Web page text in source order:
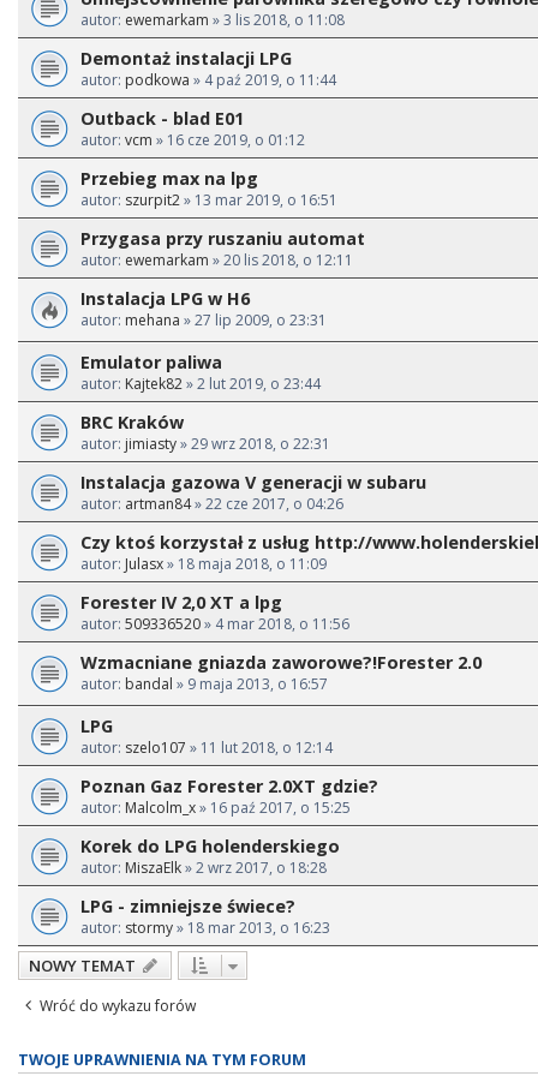
autor: ewemarkam » 3 lis 2018, o 11:08
Demontaż instalacji LPG
autor: podkowa » 4 paź 2019, o 11:44
Outback - blad E01
autor: vcm » 16 cze 2019, o 01:12
Przebieg max na lpg
autor: szurpit2» 13 mar 2019, o 16:51
Przygasa przy ruszaniu automat
autor: ewemarkam » 20 lis 2018, o 12:11
Instalacja LPG w H6
autor: mehana » 27 lip 2009, o 23:31
Emulator paliwa
autor: Kajtek82» 2 lut 2019, o 23:44
BRC Kraków
autor: jimiasty» 29 wrz 2018, o 22:31
Instalacja gazowa V generacji w subaru
autor: artman84» 22 cze 2017, o 04:26
Czy ktoś korzystał z usług http://
autor: Julasx» 18 maja 2018, o 11:09
Forester IV 2,0 XT a lpg
autor: 509336520» 4 mar 2018, o 11:56
Wzmacniane gniazda zaworowe?!Forester 2.0
autor: bandal » 9 maja 2013, o 16:57
LPG
autor: szelo107 » 11 lut 2018, o 12:14
Poznan Gaz Forester 2.0XT gdzie?
autor: Malcolm_x» 16 paź 2017, o 15:25
Korek do LPG holenderskiego
autor: MiszaElk» 2 wrz 2017, o 18:28
LPG - zimniejsze świece?
autor: stormy» 18 mar 2013, o 16:23
NOWY TEMAT
Wróć do wykazu forów
TWOJE UPRAWNIENIA NA TYM FORUM